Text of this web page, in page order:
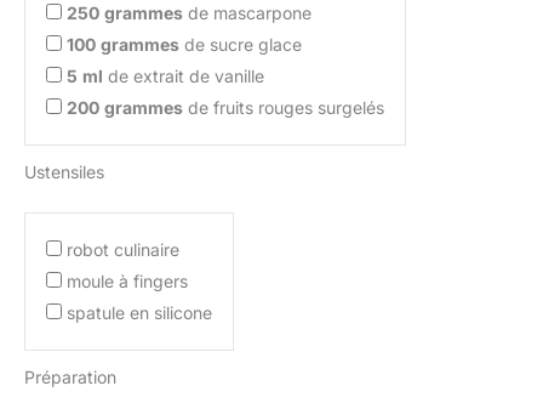
250 grammes de mascarpone
100 grammes de sucre glace
5 ml de extrait de vanille
200 grammes de fruits rouges surgelés
Ustensiles
robot culinaire
moule à fingers
spatule en silicone
Préparation